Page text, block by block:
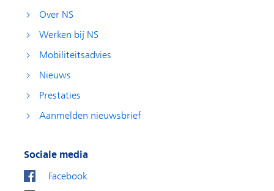
Over NS
Werken bij NS
Mobiliteitsadvies
Nieuws
Prestaties
Aanmelden nieuwsbrief
Sociale media
Facebook